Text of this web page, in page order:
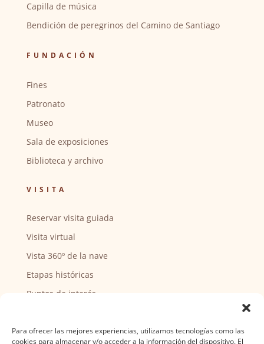
Para ofrecer las mejores experiencias, utilizamos tecnologías como las
cookies para almacenar y/o acceder a la información del dispositivo. El
Capilla de música
Bendición de peregrinos del Camino de Santiago
FUNDACIÓN
Fines
Patronato
Museo
Sala de exposiciones
Biblioteca y archivo
VISITA
Reservar visita guiada
Visita virtual
Vista 360º de la nave
Etapas históricas
Puntos de interés